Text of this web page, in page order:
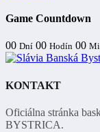
Game Countdown
00 Dní 00 Hodín 00
KONTAKT
Oficiálna stránka
BYSTRICA.